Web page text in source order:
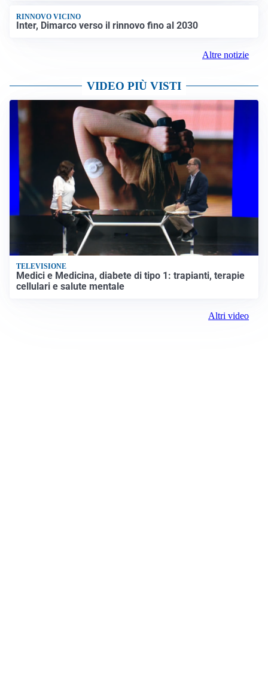
RINNOVO VICINO
Inter, Dimarco verso il rinnovo fino al 2030
Altre notizie
VIDEO PIÙ VISTI
TELEVISIONE
Medici e Medicina, diabete di tipo 1: trapianti, terapie
cellulari e salute mentale
Altri video